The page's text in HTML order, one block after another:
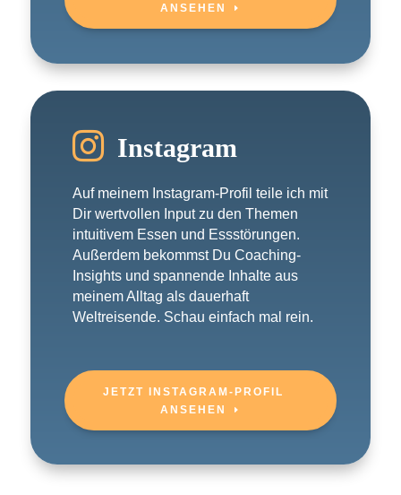
ANSEHEN
 Instagram
Auf meinem Instagram-Profil teile ich mit
Dir wertvollen Input zu den Themen
intuitivem Essen und Essstörungen.
Außerdem bekommst Du Coaching-
Insights und spannende Inhalte aus
meinem Alltag als dauerhaft
Weltreisende. Schau einfach mal rein.
JETZT INSTAGRAM-PROFIL
ANSEHEN